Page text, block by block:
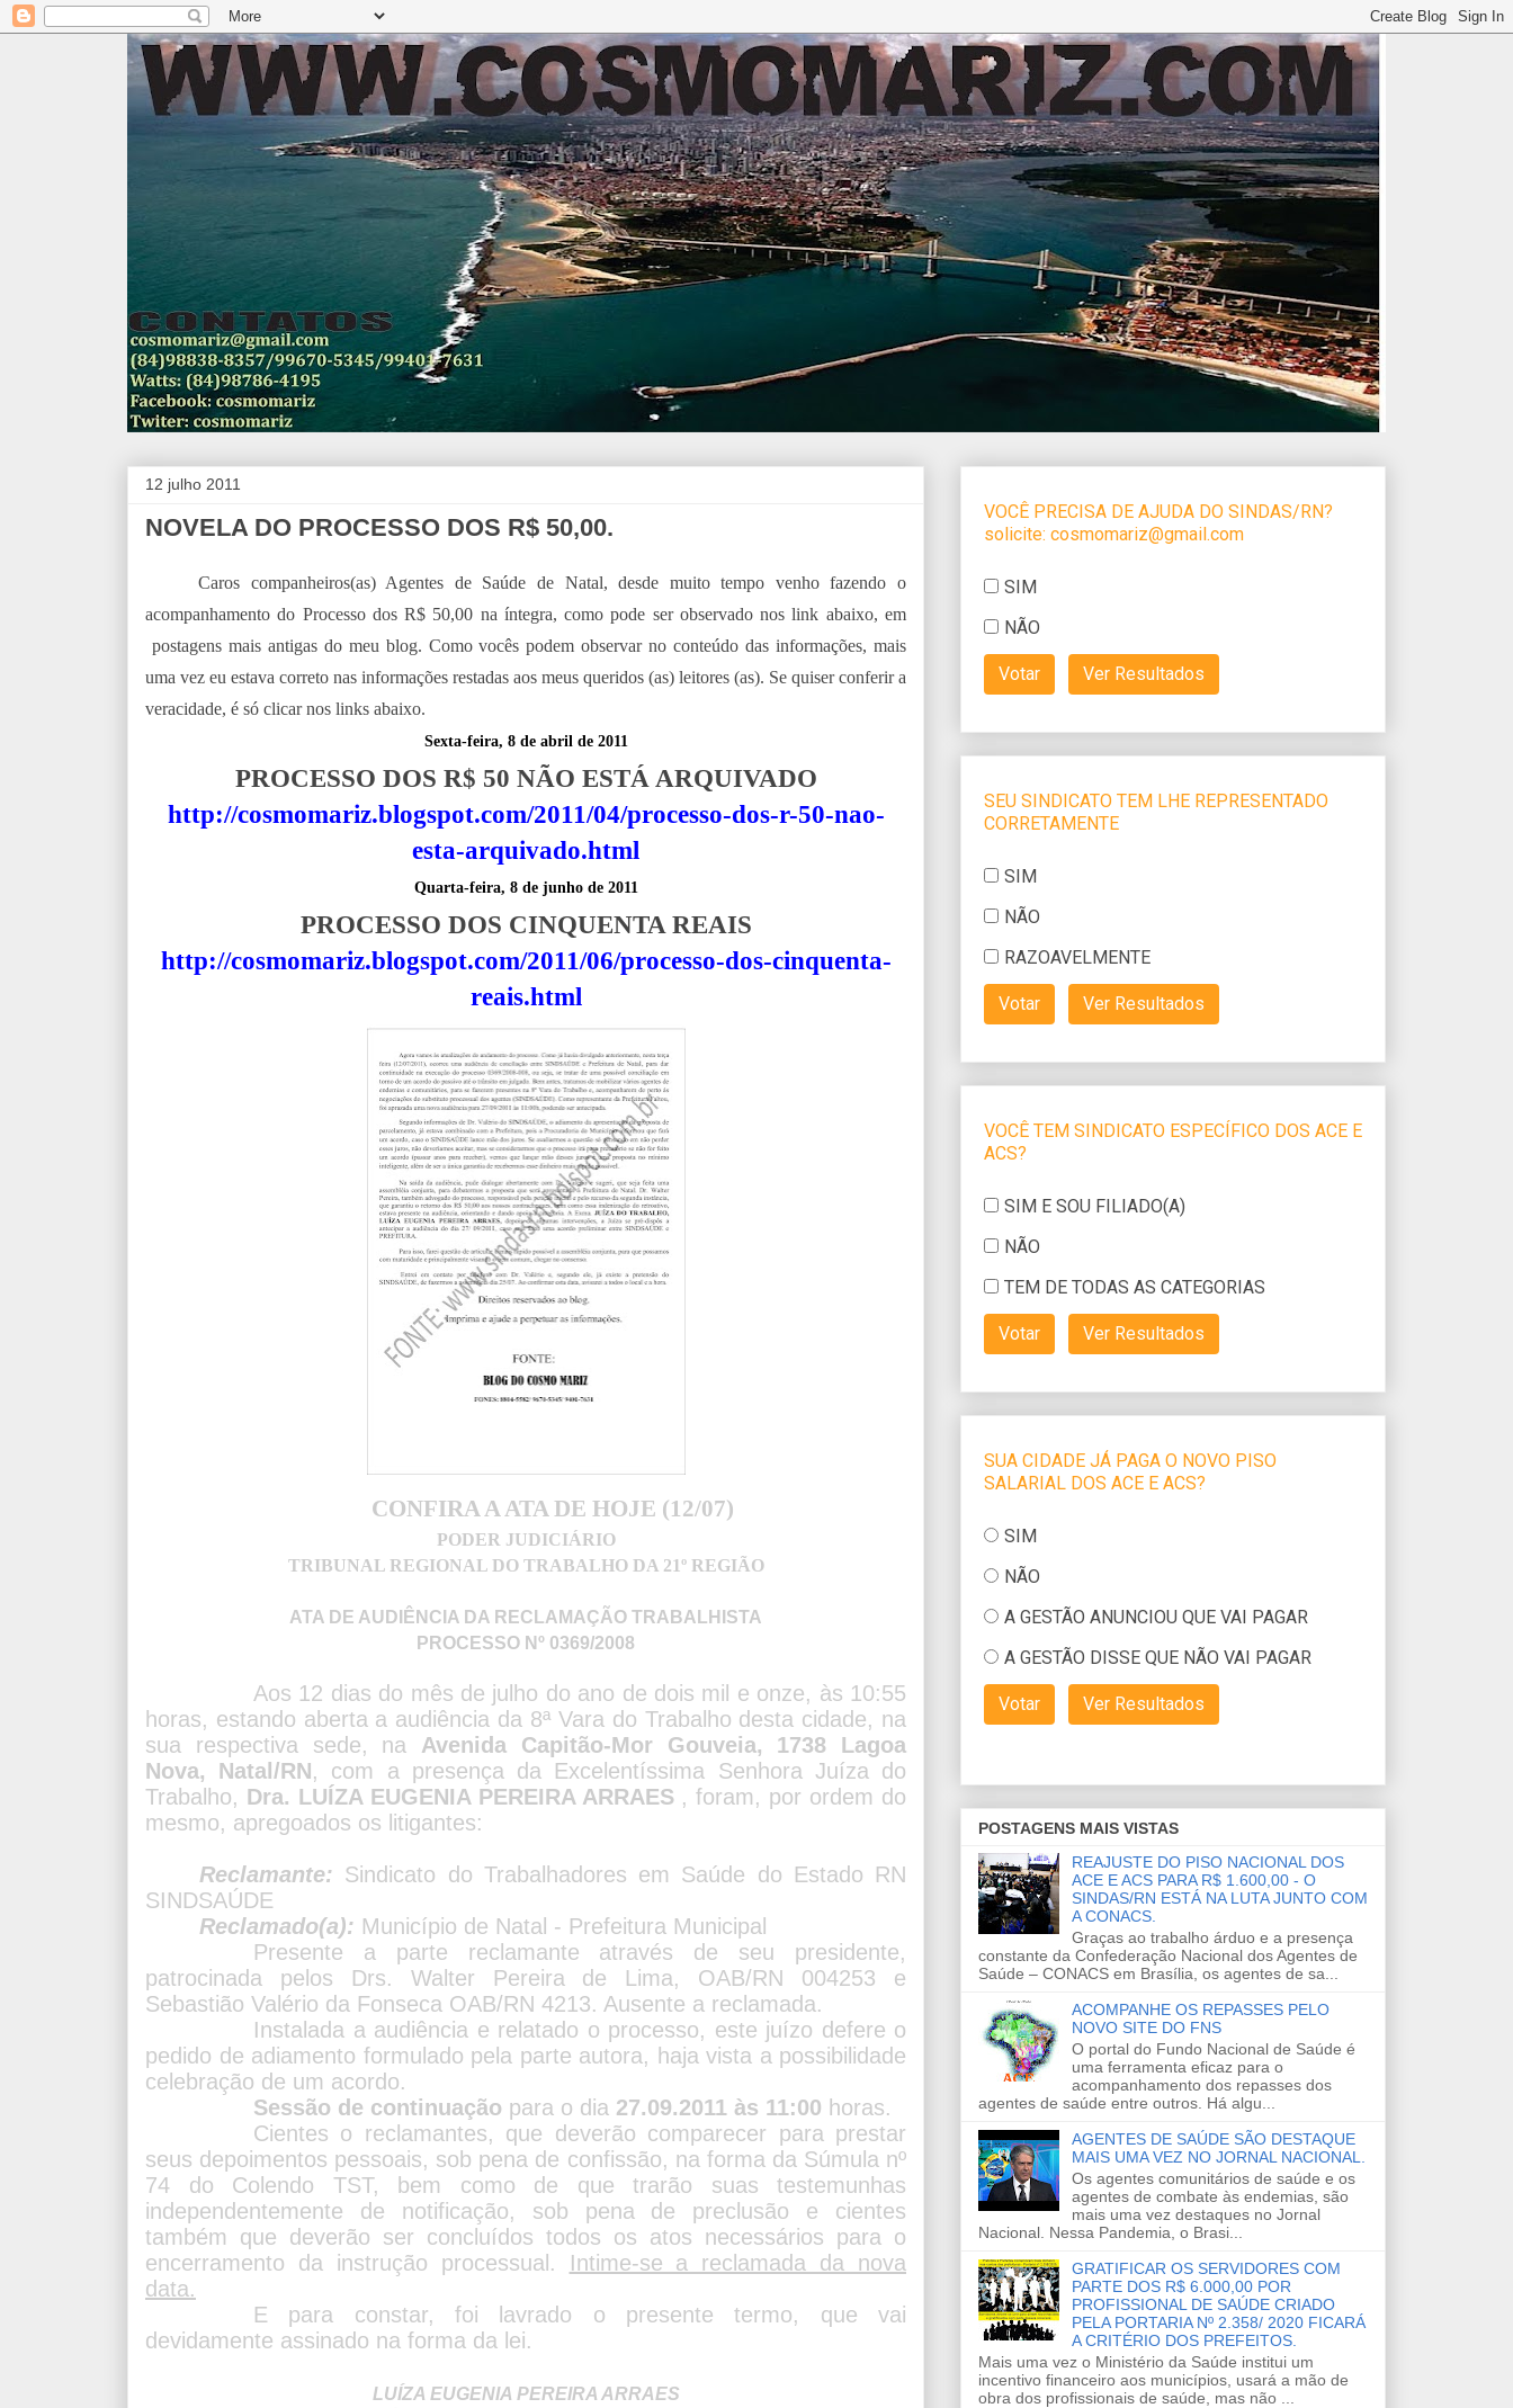
12 julho 2011
NOVELA DO PROCESSO DOS R$ 50,00.
Caros companheiros(as) Agentes de Saúde de Natal, desde muito tempo venho fazendo o
acompanhamento do Processo dos R$ 50,00 na íntegra, como pode ser observado nos link abaixo, em
postagens mais antigas do meu blog. Como vocês podem observar no conteúdo das informações, mais
uma vez eu estava correto nas informações restadas aos meus queridos (as) leitores (as). Se quiser conferir a
veracidade, é só clicar nos links abaixo.
Sexta-feira, 8 de abril de 2011
PROCESSO DOS R$ 50 NÃO ESTÁ ARQUIVADO
http://cosmomariz.blogspot.com/2011/04/processo-dos-r-50-nao-
esta-arquivado.html
Quarta-feira, 8 de junho de 2011
PROCESSO DOS CINQUENTA REAIS
http://cosmomariz.blogspot.com/2011/06/processo-dos-cinquenta-
reais.html
CONFIRA A ATA DE HOJE (12/07)
PODER JUDICIÁRIO
TRIBUNAL REGIONAL DO TRABALHO DA 21º REGIÃO
ATA DE AUDIÊNCIA DA RECLAMAÇÃO TRABALHISTA
PROCESSO Nº 0369/2008
Aos 12 dias do mês de julho do ano de dois mil e onze, às 10:55
horas, estando aberta a audiência da 8ª Vara do Trabalho desta cidade, na
sua respectiva sede, na Avenida Capitão-Mor Gouveia, 1738 Lagoa
Nova, Natal/RN, com a presença da Excelentíssima Senhora Juíza do
Trabalho, Dra. LUÍZA EUGENIA PEREIRA ARRAES , foram, por ordem do
mesmo, apregoados os litigantes:
Reclamante: Sindicato do Trabalhadores em Saúde do Estado RN
SINDSAÚDE
Reclamado(a): Município de Natal - Prefeitura Municipal
Presente a parte reclamante através de seu presidente,
patrocinada pelos Drs. Walter Pereira de Lima, OAB/RN 004253 e
Sebastião Valério da Fonseca OAB/RN 4213. Ausente a reclamada.
Instalada a audiência e relatado o processo, este juízo defere o
pedido de adiamento formulado pela parte autora, haja vista a possibilidade
celebração de um acordo.
Sessão de continuação para o dia 27.09.2011 às 11:00 horas.
Cientes o reclamantes, que deverão comparecer para prestar
seus depoimentos pessoais, sob pena de confissão, na forma da Súmula nº
74 do Colendo TST, bem como de que trarão suas testemunhas
independentemente de notificação, sob pena de preclusão e cientes
também que deverão ser concluídos todos os atos necessários para o
encerramento da instrução processual.
Intime-se a reclamada da nova
data.
E para constar, foi lavrado o presente termo, que vai
devidamente assinado na forma da lei.
LUÍZA EUGENIA PEREIRA ARRAES
POSTAGENS MAIS VISTAS
REAJUSTE DO PISO NACIONAL DOS
ACE E ACS PARA R$ 1.600,00 - O
SINDAS/RN ESTÁ NA LUTA JUNTO COM
A CONACS.
Graças ao trabalho árduo e a presença
constante da Confederação Nacional dos Agentes de
Saúde – CONACS em Brasília, os agentes de sa...
ACOMPANHE OS REPASSES PELO
NOVO SITE DO FNS
O portal do Fundo Nacional de Saúde é
uma ferramenta eficaz para o
acompanhamento dos repasses dos
agentes de saúde entre outros. Há algu...
AGENTES DE SAÚDE SÃO DESTAQUE
MAIS UMA VEZ NO JORNAL NACIONAL.
Os agentes comunitários de saúde e os
agentes de combate às endemias, são
mais uma vez destaques no Jornal
Nacional. Nessa Pandemia, o Brasi...
GRATIFICAR OS SERVIDORES COM
PARTE DOS R$ 6.000,00 POR
PROFISSIONAL DE SAÚDE CRIADO
PELA PORTARIA Nº 2.358/ 2020 FICARÁ
A CRITÉRIO DOS PREFEITOS.
Mais uma vez o Ministério da Saúde institui um
incentivo financeiro aos municípios, usará a mão de
obra dos profissionais de saúde, mas não ...